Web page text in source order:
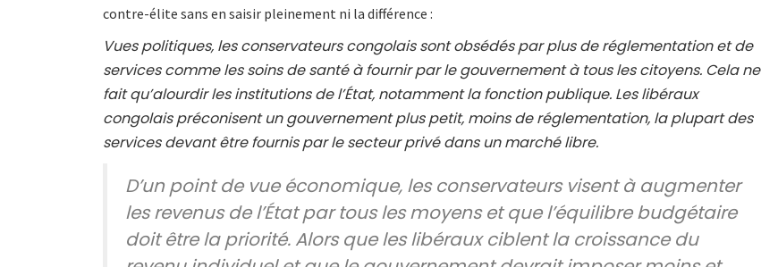
contre-élite sans en saisir pleinement ni la différence :
Vues politiques, les conservateurs congolais sont obsédés par plus de réglementation et de
services comme les soins de santé à fournir par le gouvernement à tous les citoyens. Cela ne
fait qu’alourdir les institutions de l’État, notamment la fonction publique. Les libéraux
congolais préconisent un gouvernement plus petit, moins de réglementation, la plupart des
services devant être fournis par le secteur privé dans un marché libre.
D’un point de vue économique, les conservateurs visent à augmenter
les revenus de l’État par tous les moyens et que l’équilibre budgétaire
doit être la priorité. Alors que les libéraux ciblent la croissance du